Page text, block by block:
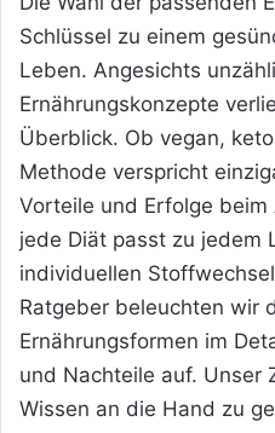
Schlüssel zu einem
Leben. Angesichts
Ernährungskonzepte
Überblick. Ob vegan,
Methode verspricht
Vorteile und Erfolge
jede Diät passt zu jedem
individuellen
Ratgeber beleuchten wir
Ernährungsformen im
und Nachteile auf. Unser
Wissen an die Hand zu